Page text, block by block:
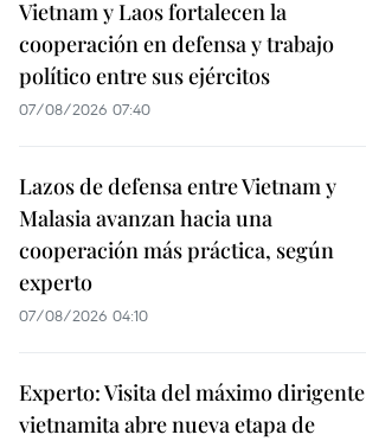
Vietnam y Laos fortalecen la
cooperación en defensa y trabajo
político entre sus ejércitos
07/08/2026 07:40
Lazos de defensa entre Vietnam y
Malasia avanzan hacia una
cooperación más práctica, según
experto
07/08/2026 04:10
Experto: Visita del máximo dirigente
vietnamita abre nueva etapa de